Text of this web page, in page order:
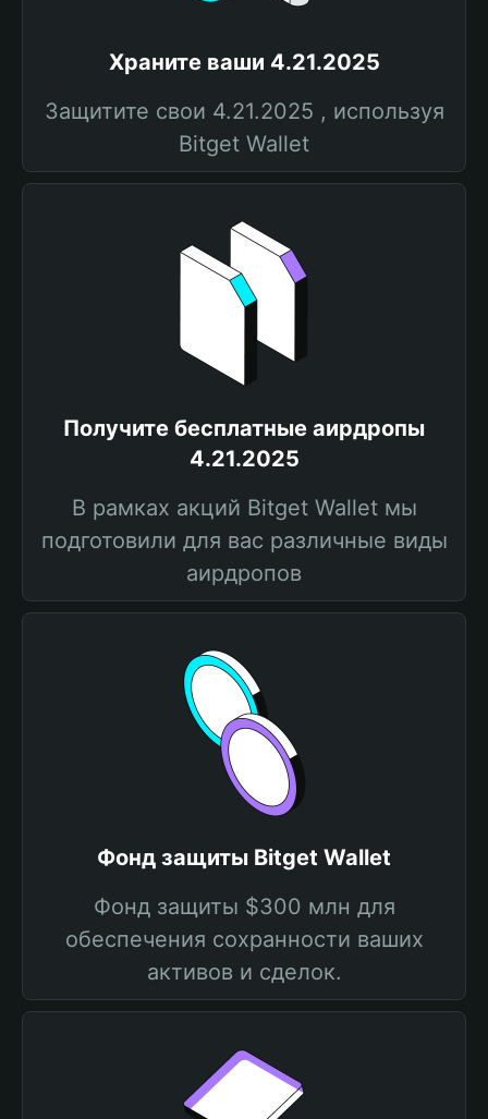
Храните ваши 4.21.2025
Защитите свои 4.21.2025 , используя
Bitget Wallet
Получите бесплатные аирдропы
4.21.2025
В рамках акций Bitget Wallet мы
подготовили для вас различные виды
аирдропов
Фонд защиты Bitget Wallet
Фонд защиты $300 млн для
обеспечения сохранности ваших
активов и сделок.